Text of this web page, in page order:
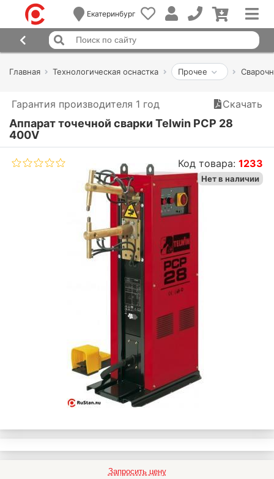
Екатеринбург
Главная Технологическая оснастка Прочее
Гарантия производителя 1 год Скачать
Аппарат точечной сварки Telwin PCP 28
400V
Код товара:1233
Нет в наличии
Запросить цену